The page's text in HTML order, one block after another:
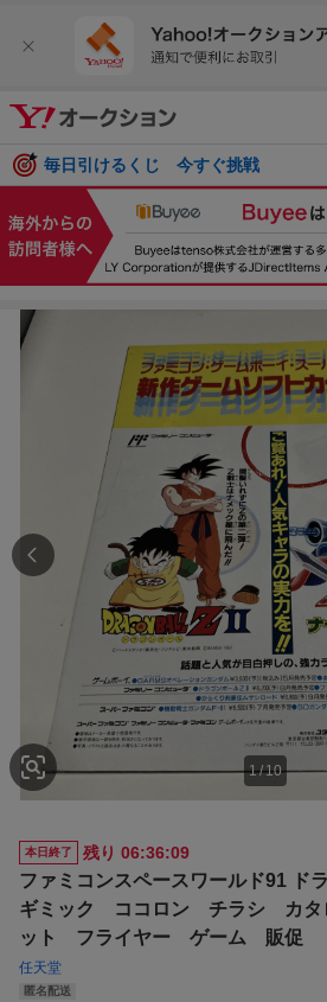
毎日引けるくじ 今すぐ挑戦
1/10
本日終了
残り 06:36:08
ファミコンスペースワールド91 ド
ギミック ココロン チラシ カタ
ット フライヤー ゲーム 販促
任天堂
匿名配送